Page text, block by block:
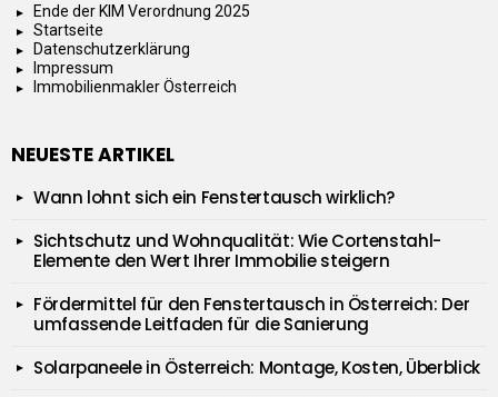
Ende der KIM Verordnung 2025
Startseite
Datenschutzerklärung
Impressum
Immobilienmakler Österreich
NEUESTE ARTIKEL
Wann lohnt sich ein Fenstertausch wirklich?
Sichtschutz und Wohnqualität: Wie Cortenstahl-
Elemente den Wert Ihrer Immobilie steigern
Fördermittel für den Fenstertausch in Österreich: Der
umfassende Leitfaden für die Sanierung
Solarpaneele in Österreich: Montage, Kosten, Überblick